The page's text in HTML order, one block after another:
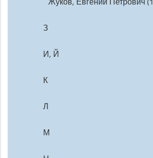
З
И, Й
К
Л
М